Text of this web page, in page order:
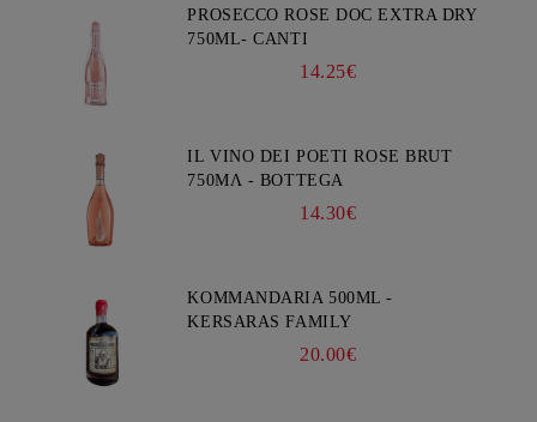
PROSECCO ROSE DOC EXTRA DRY
750ML- CANTI
14.25€
IL VINO DEI POETI ROSE BRUT
750ΜΛ - BOTTEGA
14.30€
KOMMANDARIA 500ML -
KERSARAS FAMILY
20.00€